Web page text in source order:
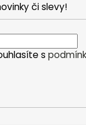
či slevy!
s